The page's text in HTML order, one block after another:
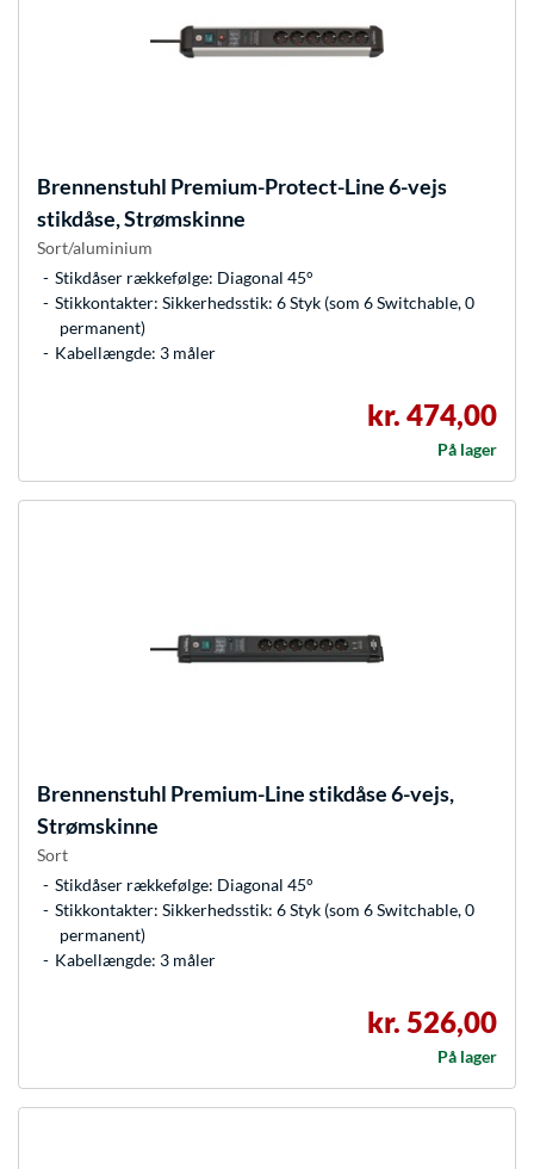
Brennenstuhl Premium-Protect-Line 6-vejs
stikdåse, Strømskinne
Sort/aluminium
Stikdåser rækkefølge: Diagonal 45°
Stikkontakter: Sikkerhedsstik: 6 Styk (som 6 Switchable, 0
permanent)
Kabellængde: 3 måler
kr. 474,00
På lager
Brennenstuhl Premium-Line stikdåse 6-vejs,
Strømskinne
Sort
Stikdåser rækkefølge: Diagonal 45°
Stikkontakter: Sikkerhedsstik: 6 Styk (som 6 Switchable, 0
permanent)
Kabellængde: 3 måler
kr. 526,00
På lager